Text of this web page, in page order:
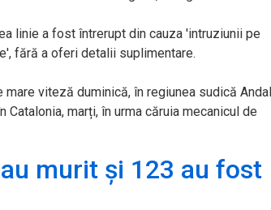
linie a fost întrerupt din cauza 'intruziunii pe
fără a oferi detalii suplimentare.
viteză duminică, în regiunea sudică
marți, în urma căruia mecanicul de
murit și 123 au fost